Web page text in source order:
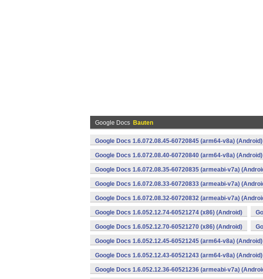
Google Docs Bauten
Google Docs 1.6.072.08.45-60720845 (arm64-v8a) (Android)
Google Docs 1.6.072.08.40-60720840 (arm64-v8a) (Android)
Google Docs 1.6.072.08.35-60720835 (armeabi-v7a)
Google Docs 1.6.072.08.33-60720833 (armeabi-v7a)
Google Docs 1.6.072.08.32-60720832 (armeabi-v7a)
Google Docs 1.6.052.12.74-60521274 (x86) (Android)
Google Docs 1.6.052.12.70-60521270 (x86) (Android)
Google Docs 1.6.052.12.45-60521245 (arm64-v8a) (Android)
Google Docs 1.6.052.12.43-60521243 (arm64-v8a) (Android)
Google Docs 1.6.052.12.36-60521236 (armeabi-v7a)